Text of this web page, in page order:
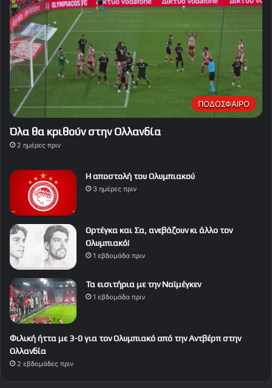
ΠΟΔΟΣΦΑΙΡΟ
Όλα θα κριθούν στην Ολλανδία
2 ημέρες πριν
Η αποστολή του Ολυμπιακού
3 ημέρες πριν
Ορτέγκα και Σα, ανεβάζουν κι άλλο τον
Ολυμπιακό!
1 εβδομάδα πριν
Τα εισιτήρια με την Ναϊμέγκεν
1 εβδομάδα πριν
Φιλική ήττα με 3-0 για τον Ολυμπιακό από την Αντβέρπ στην
Ολλανδία
2 εβδομάδες πριν